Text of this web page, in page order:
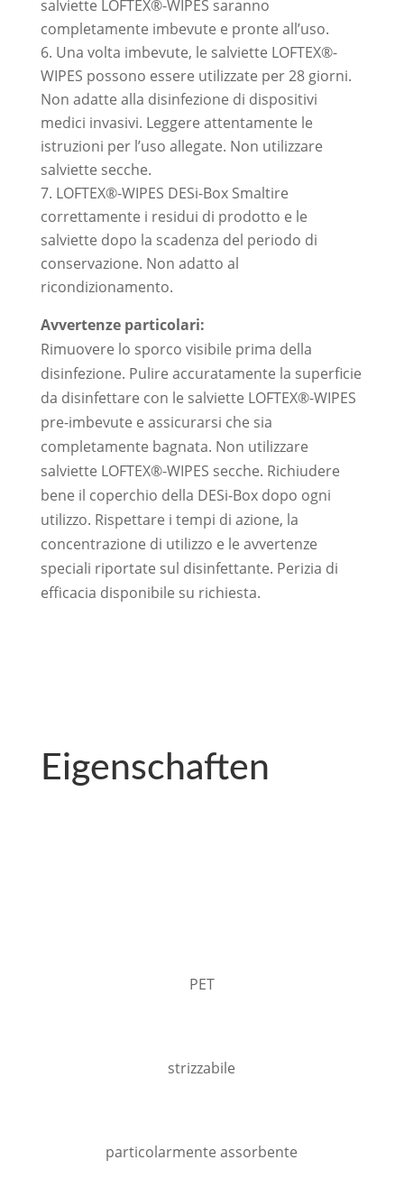
salviette LOFTEX®-WIPES saranno
completamente imbevute e pronte all’uso.
Una volta imbevute, le salviette LOFTEX®-
WIPES possono essere utilizzate per 28 giorni.
Non adatte alla disinfezione di dispositivi
medici invasivi. Leggere attentamente le
istruzioni per l’uso allegate. Non utilizzare
salviette secche.
LOFTEX®-WIPES DESi-Box Smaltire
correttamente i residui di prodotto e le
salviette dopo la scadenza del periodo di
conservazione. Non adatto al
ricondizionamento.
Avvertenze particolari:
Rimuovere lo sporco visibile prima della
disinfezione. Pulire accuratamente la superficie
da disinfettare con le salviette LOFTEX®-WIPES
pre-imbevute e assicurarsi che sia
completamente bagnata. Non utilizzare
salviette LOFTEX®-WIPES secche. Richiudere
bene il coperchio della DESi-Box dopo ogni
utilizzo. Rispettare i tempi di azione, la
concentrazione di utilizzo e le avvertenze
speciali riportate sul disinfettante. Perizia di
efficacia disponibile su richiesta.
Eigenschaften
PET
strizzabile
particolarmente assorbente